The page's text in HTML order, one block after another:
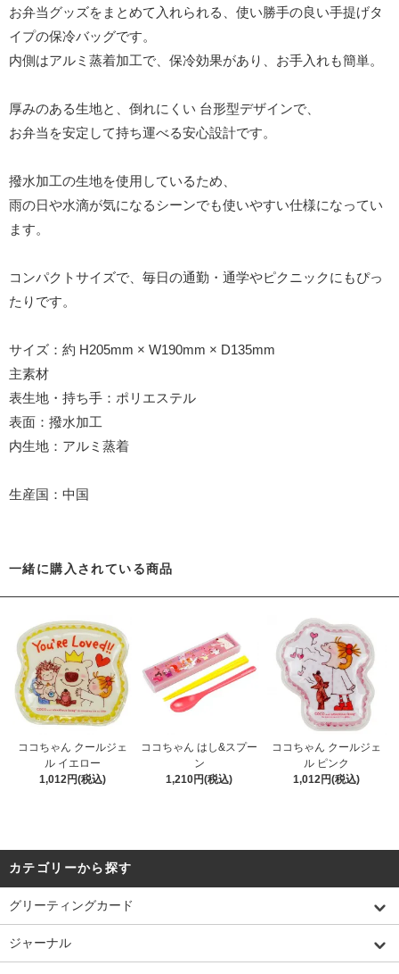
お弁当グッズをまとめて入れられる、使い勝手の良い手提げタ
イプの保冷バッグです。
内側はアルミ蒸着加工で、保冷効果があり、お手入れも簡単。
厚みのある生地と、倒れにくい 台形型デザインで、
お弁当を安定して持ち運べる安心設計です。
撥水加工の生地を使用しているため、
雨の日や水滴が気になるシーンでも使いやすい仕様になってい
ます。
コンパクトサイズで、毎日の通勤・通学やピクニックにもぴっ
たりです。
サイズ：約 H205mm × W190mm × D135mm
主素材
表生地・持ち手：ポリエステル
表面：撥水加工
内生地：アルミ蒸着
生産国：中国
一緒に購入されている商品
ココちゃん クールジェ
ル イエロー
1,012円(税込)
ココちゃん はし&スプー
ン
1,210円(税込)
ココちゃん クールジェ
ル ピンク
1,012円(税込)
カテゴリーから探す
グリーティングカード
ジャーナル